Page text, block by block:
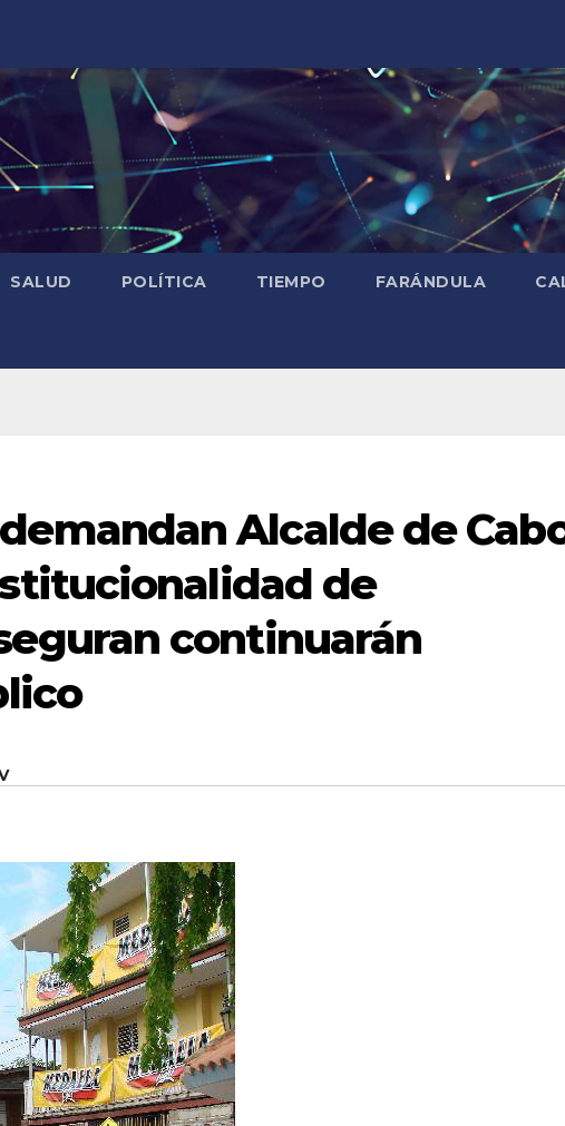
SALUD POLÍTICA TIEMPO FARÁNDULA
Alcalde de
de
continuarán